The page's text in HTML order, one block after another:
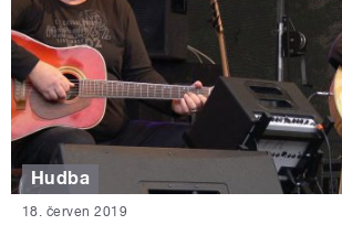
Hudba
18. červen 2019